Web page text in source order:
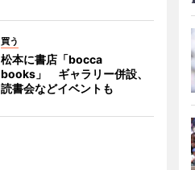
買う
松本に書店「bocca
books」 ギャラリー併設、
読書会などイベントも